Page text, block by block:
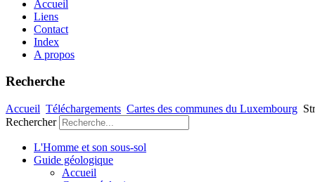
Accueil
Liens
Contact
Index
A propos
Recherche
Accueil Téléchargements Cartes des communes du Luxembourg
Rechercher
L'Homme et son sous-sol
Guide géologique
Accueil